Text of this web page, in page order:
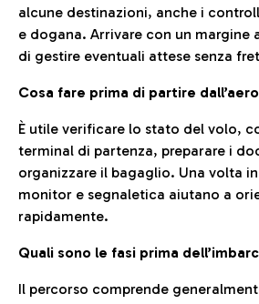
alcune destinazioni, anche i
e dogana. Arrivare con un margine
di gestire eventuali attese senza
Cosa fare prima di partire
È utile verificare lo stato del volo,
terminal di partenza, preparare i
organizzare il bagaglio. Una volta
monitor e segnaletica aiutano a
rapidamente.
Quali sono le fasi prima
Il percorso comprende